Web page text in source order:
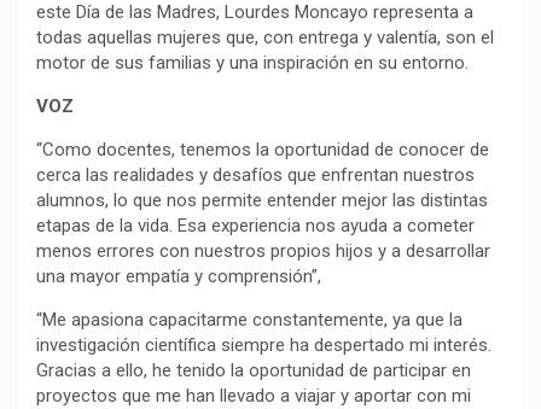
este Día de las Madres, Lourdes Moncayo representa a
todas aquellas mujeres que, con entrega y valentía, son el
motor de sus familias y una inspiración en su entorno.
VOZ
“Como docentes, tenemos la oportunidad de conocer de
cerca las realidades y desafíos que enfrentan nuestros
alumnos, lo que nos permite entender mejor las distintas
etapas de la vida. Esa experiencia nos ayuda a cometer
menos errores con nuestros propios hijos y a desarrollar
una mayor empatía y comprensión”,
“Me apasiona capacitarme constantemente, ya que la
investigación científica siempre ha despertado mi interés.
Gracias a ello, he tenido la oportunidad de participar en
proyectos que me han llevado a viajar y aportar con mi